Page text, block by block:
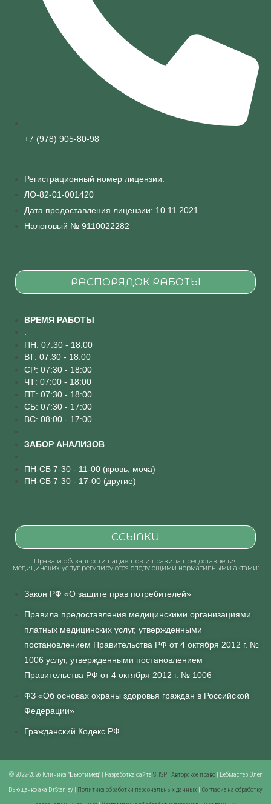
+7 (978) 905-80-98
Регистрационный номер лицензии:
ЛО-82-01-001420
Дата предоставления лицензии: 10.11.2021
Налоговый № 9110022282
РАСПОРЯДОК РАБОТЫ
ВРЕМЯ РАБОТЫ
ПН: 07:30 - 18:00
ВТ: 07:30 - 18:00
СР: 07:30 - 18:00
ЧТ: 07:00 - 18:00
ПТ: 07:30 - 18:00
СБ: 07:30 - 17:00
ВС: 08:00 - 17:00
ЗАБОР АНАЛИЗОВ
ПН-СБ 7-30 - 11-00 (кровь, моча)
ПН-СБ 7-30 - 17-00 (другие)
ССЫЛКИ
Права и обязанности пациентов и правила предоставления
медицинских услуг регулируются следующими нормативными актами:
Закон РФ «О защите прав потребителей»
Правила предоставления медицинскими организациями
платных медицинских услуг, утвержденными
постановлением Правительства РФ от 4 октября 2012 г. №
1006 услуг, утвержденными постановлением
Правительства РФ от 4 октября 2012 г. № 1006
ФЗ «Об основах охраны здоровья граждан в Российской
Федерации»
Гражданский Кодекс РФ
© 2022-2026 Клиника "Бьютимед" | Разработка сайта SHSP | Авторское право | Вебмастер Олег
Вьющенко aka DrStenley | Политика обработки персональных данных | Согласие на обработку